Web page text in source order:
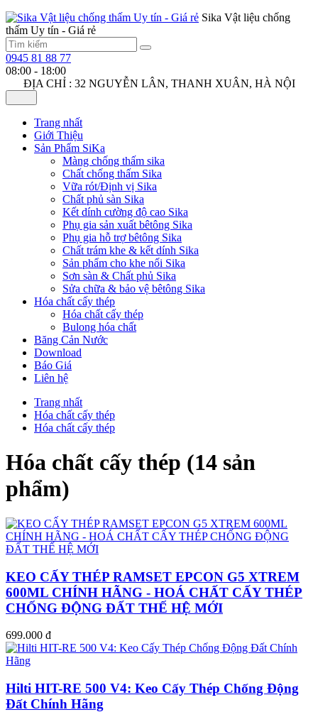
Sika Vật liệu chống
thấm Uy tín - Giá rẻ
0945 81 88 77
08:00 - 18:00
ĐỊA CHỈ : 32 NGUYỄN LÂN, THANH XUÂN, HÀ NỘI
Trang nhất
Giới Thiệu
Sản Phẩm SiKa
Màng chống thấm sika
Chất chống thấm Sika
Vữa rót/Định vị Sika
Chất phủ sàn Sika
Kết dính cường độ cao Sika
Phụ gia sản xuất bêtông Sika
Phụ gia hỗ trợ bêtông Sika
Chất trám khe & kết dính Sika
Sản phẩm cho khe nối Sika
Sơn sàn & Chất phủ Sika
Sửa chữa & bảo vệ bêtông Sika
Hóa chất cấy thép
Hóa chất cấy thép
Bulong hóa chất
Băng Cản Nước
Download
Báo Giá
Liên hệ
Trang nhất
Hóa chất cấy thép
Hóa chất cấy thép
Hóa chất cấy thép (14 sản
phẩm)
KEO CẤY THÉP RAMSET EPCON G5 XTREM
600ML CHÍNH HÃNG - HOÁ CHẤT CẤY THÉP
CHỐNG ĐỘNG ĐẤT THẾ HỆ MỚI
699.000 đ
Hilti HIT-RE 500 V4: Keo Cấy Thép Chống Động
Đất Chính Hãng